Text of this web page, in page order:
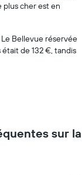
plus cher est en
Bellevue réservée
était de 132 €, tandis
sur la